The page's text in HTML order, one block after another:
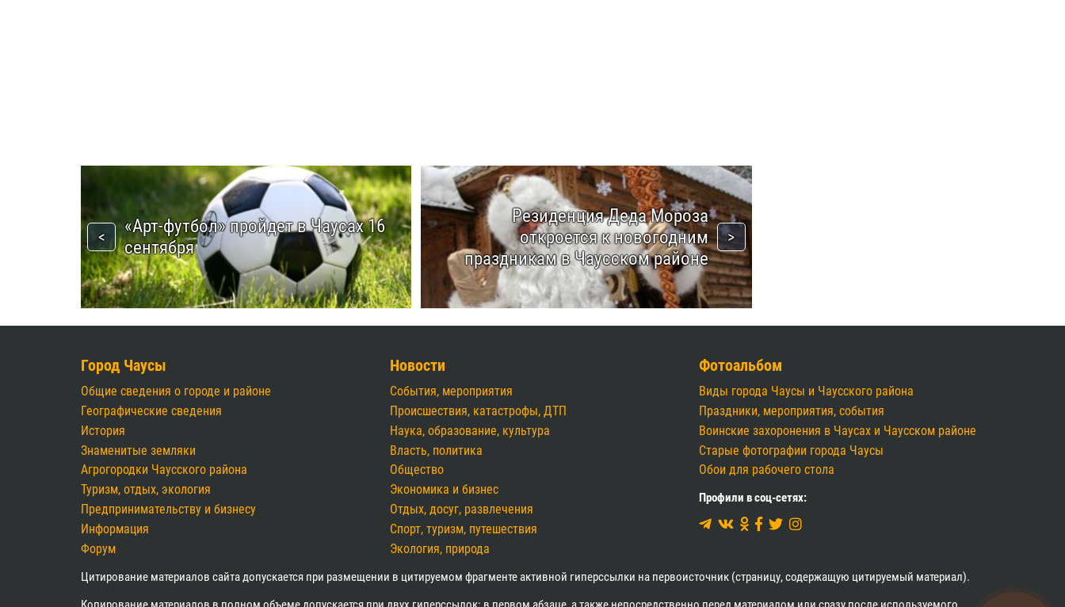
«Арт-футбол» пройдет в Чаусах 16
сентября
Резиденция Деда Мороза
откроется к новогодним
праздникам в Чаусском районе
Город Чаусы
Общие сведения о городе и районе
Географические сведения
История
Знаменитые земляки
Агрогородки Чаусского района
Туризм, отдых, экология
Предпринимательству и бизнесу
Информация
Форум
Новости
События, мероприятия
Происшествия, катастрофы, ДТП
Наука, образование, культура
Власть, политика
Общество
Экономика и бизнес
Отдых, досуг, развлечения
Спорт, туризм, путешествия
Экология, природа
Фотоальбом
Виды города Чаусы и Чаусского района
Праздники, мероприятия, события
Воинские захоронения в Чаусах и Чаусском районе
Старые фотографии города Чаусы
Обои для рабочего стола
Профили в соц-сетях:
Цитирование материалов сайта допускается при размещении в цитируемом фрагменте активной гиперссылки на первоисточник (страницу, содержащую цитируемый материал).